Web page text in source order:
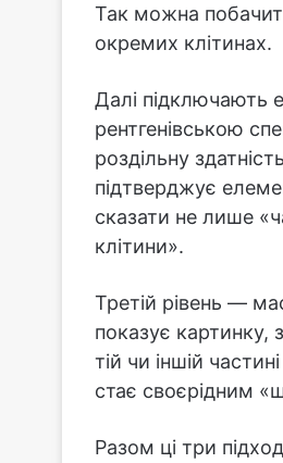
Так можна
окремих клітинах.
Далі підключають
рентгенівською
роздільну
підтверджує
сказати не лише
клітини».
Третій рівень —
показує картинку,
тій чи іншій
стає своєрідним
Разом ці три